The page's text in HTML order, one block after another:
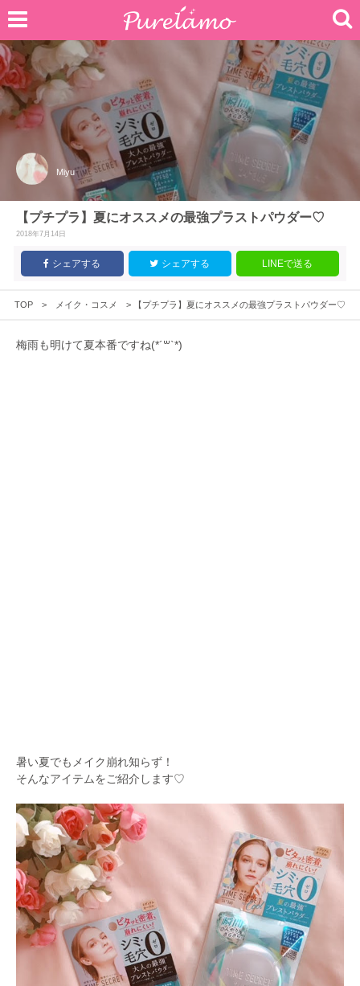
Miyu
【プチプラ】夏にオススメの最強プラストパウダー♡
2018年7月14日
シェアする シェアする LINEで送る
TOP > メイク・コスメ > 【プチプラ】夏にオススメの最強プラストパウダー♡
梅雨も明けて夏本番ですね(*´꒳`*)
暑い夏でもメイク崩れ知らず！
そんなアイテムをご紹介します♡